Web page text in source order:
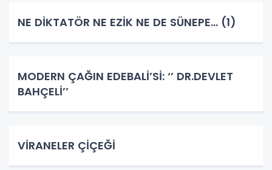
NE DİKTATÖR NE EZİK NE DE SÜNEPE... (1)
MODERN ÇAĞIN EDEBALİ’Sİ: ‘’ DR.DEVLET
BAHÇELİ’’
VİRANELER ÇİÇEĞİ